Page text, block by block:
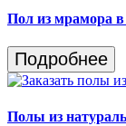
Пол из мрамора в
Подробнее
Полы из